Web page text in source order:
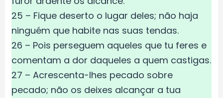
25 – Fique deserto o lugar deles; não haja
ninguém que habite nas suas tendas.
26 – Pois perseguem aqueles que tu feres e
comentam a dor daqueles a quem castigas.
27 – Acrescenta-lhes pecado sobre
pecado; não os deixes alcançar a tua